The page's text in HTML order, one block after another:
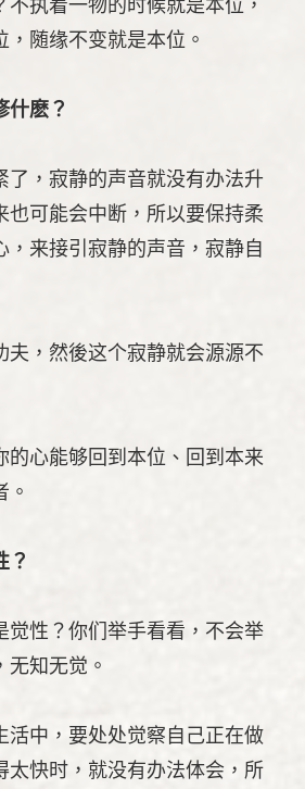
不执着一物的时候就是本位，
，随缘不变就是本位。
什麽？
了，寂静的声音就没有办法升
也可能会中断，所以要保持柔
，来接引寂静的声音，寂静自
夫，然後这个寂静就会源源不
的心能够回到本位、回到本来
。
？
觉性？你们举手看看，不会举
无知无觉。
活中，要处处觉察自己正在做
太快时，就没有办法体会，所